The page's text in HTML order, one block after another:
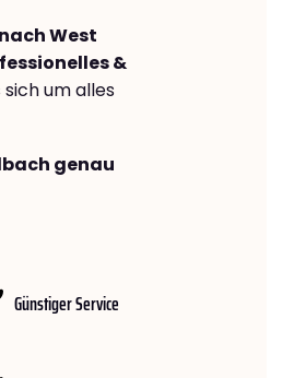
West
&
sich um alles
genau
Günstiger Service